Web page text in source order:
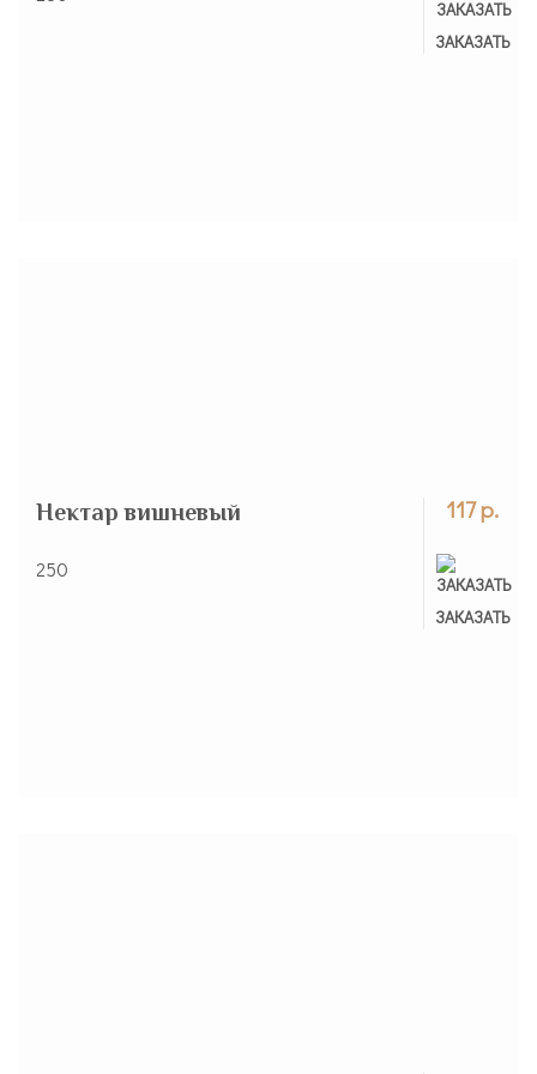
ЗАКАЗАТЬ
ЗАКАЗАНО
117 р.
ЗАКАЗАТЬ
ЗАКАЗАНО
Нектар вишневый
250